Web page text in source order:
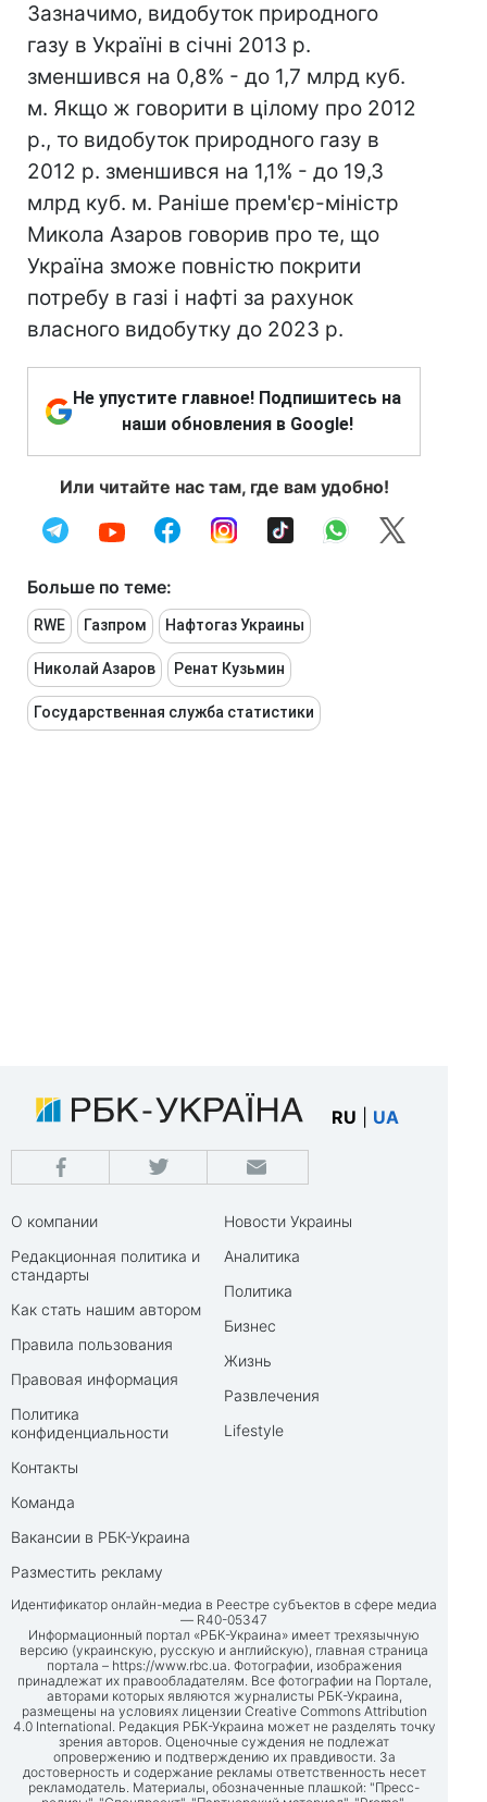
Зазначимо, видобуток природного
газу в Україні в січні 2013 р.
зменшився на 0,8% - до 1,7 млрд куб.
м. Якщо ж говорити в цілому про 2012
р., то видобуток природного газу в
2012 р. зменшився на 1,1% - до 19,3
млрд куб. м. Раніше прем'єр-міністр
Микола Азаров говорив про те, що
Україна зможе повністю покрити
потребу в газі і нафті за рахунок
власного видобутку до 2023 р.
Не упустите главное! Подпишитесь на
наши обновления в Google!
Или читайте нас там, где вам удобно!
Больше по теме:
RWE Газпром Нафтогаз Украины
Николай Азаров Ренат Кузьмин
Государственная служба статистики
RU UA
О компании
Редакционная политика и
стандарты
Как стать нашим автором
Правила пользования
Правовая информация
Политика
конфиденциальности
Контакты
Команда
Вакансии в РБК-Украина
Разместить рекламу
Новости Украины
Аналитика
Политика
Бизнес
Жизнь
Развлечения
Lifestyle
Идентификатор онлайн-медиа в Реестре субъектов в сфере медиа
— R40-05347
Информационный портал «РБК-Украина» имеет трехязычную
версию (украинскую, русскую и английскую), главная страница
портала – https://www.rbc.ua. Фотографии, изображения
принадлежат их правообладателям. Все фотографии на Портале,
авторами которых являются журналисты РБК-Украина,
размещены на условиях лицензии Creative Commons Attribution
4.0 International. Редакция РБК-Украина может не разделять точку
зрения авторов. Оценочные суждения не подлежат
опровержению и подтверждению их правдивости. За
достоверность и содержание рекламы ответственность несет
рекламодатель. Материалы, обозначенные плашкой: "Пресс-